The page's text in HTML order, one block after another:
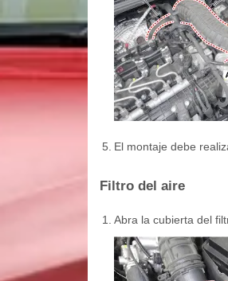
5. El montaje debe
Filtro del aire
1. Abra la cubierta del